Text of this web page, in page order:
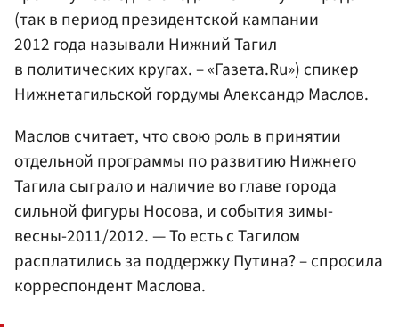
(так в период президентской кампании
2012 года называли Нижний Тагил
в политических кругах. – «Газета.Ru») спикер
Нижнетагильской гордумыАлександр Маслов.
Маслов считает, что свою роль в принятии
отдельной программы по развитию Нижнего
Тагила сыграло и наличие во главе города
сильной фигуры Носова, и события зимы-
весны-2011/2012. — То есть с Тагилом
расплатились за поддержку Путина? – спросила
корреспондент Маслова.